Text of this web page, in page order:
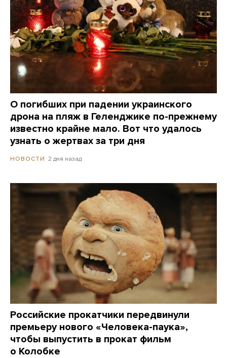
О погибших при падении украинского
дрона на пляж в Геленджике по-прежнему
известно крайне мало. Вот что удалось
узнать о жертвах за три дня
НОВОСТИ 2 дня назад
Российские прокатчики передвинули
премьеру нового «Человека-паука»,
чтобы выпустить в прокат фильм
о Колобке